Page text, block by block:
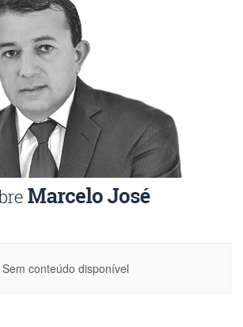
Sem conteúdo disponível